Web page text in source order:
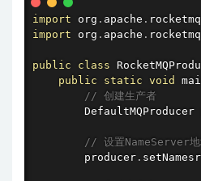
import org . apache . rocketmq
import org . apache . rocketmq
public class
public
static void
// 创建生产者
DefaultMQProducer
// 设置NameServer地
        producer
.